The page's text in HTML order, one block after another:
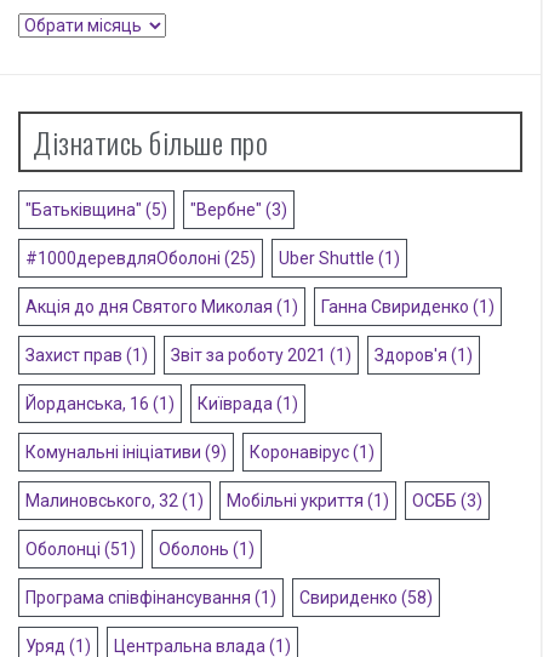
Архіви
Дізнатись більше про
"Батьківщина" (5) "Вербне" (3)
#1000деревдляОболоні (25) Uber Shuttle (1)
Акція до дня Святого Миколая (1) Ганна Свириденко (1)
Захист прав (1) Звіт за роботу 2021 (1) Здоров'я (1)
Йорданська, 16 (1) Київрада (1)
Комунальні ініціативи (9) Коронавірус(1)
Малиновського, 32 (1) Мобільні укриття (1) ОСББ (3)
Оболонці (51) Оболонь (1)
Програма співфінансування (1) Свириденко (58)
Уряд (1) Центральна влада (1)